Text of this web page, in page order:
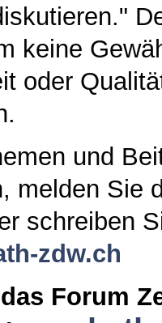
keine
oder
und
melden Sie
schreiben
zdw.ch
Forum